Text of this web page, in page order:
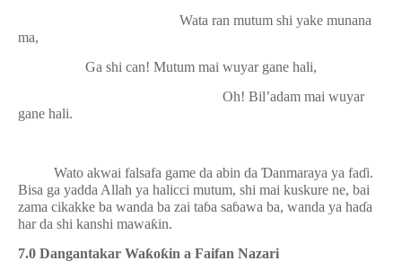
Wata ran mutum shi yake munana
ma,
Ga shi can! Mutum mai wuyar gane hali,
Oh! Bil’adam mai wuyar
gane hali.
Wato akwai falsafa game da abin da Ɗanmaraya ya faɗi.
Bisa ga yadda Allah ya halicci mutum, shi mai kuskure ne, bai
zama cikakke ba wanda ba zai taɓa saɓawa ba, wanda ya haɗa
har da shi kanshi mawaƙin.
7.0 Dangantakar Waƙoƙin a Faifan Nazari